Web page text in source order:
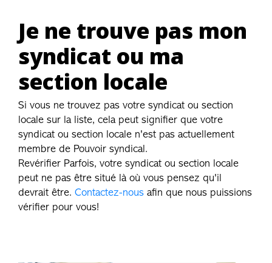
Je ne trouve pas mon
syndicat ou ma
section locale
Si vous ne trouvez pas votre syndicat ou section
locale sur la liste, cela peut signifier que votre
syndicat ou section locale n'est pas actuellement
membre de Pouvoir syndical.
Revérifier Parfois, votre syndicat ou section locale
peut ne pas être situé là où vous pensez qu'il
devrait être. Contactez-nous afin que nous puissions
vérifier pour vous!